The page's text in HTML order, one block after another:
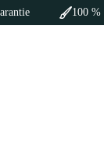
100 %